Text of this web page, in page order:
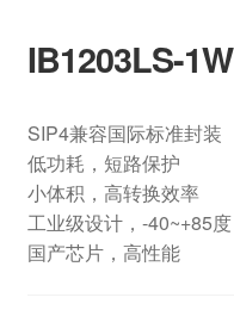
IB1203LS-1W
SIP4兼容国际标准封装
低功耗，短路保护
小体积，高转换效率
工业级设计，-40~+85度
国产芯片，高性能